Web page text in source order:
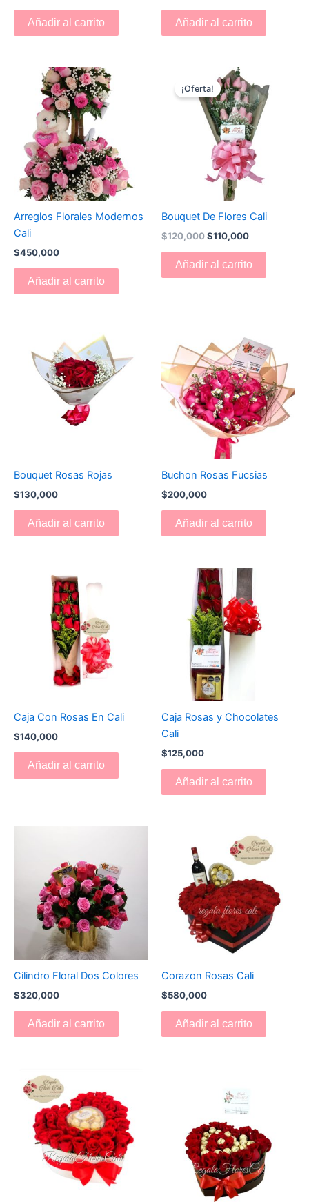
Añadir al carrito Añadir al carrito
Arreglos Florales Modernos
Cali
$450,000
Añadir al carrito
¡Oferta!
Bouquet De Flores Cali
$120,000
precio
original
era:
$120,000.
$110,000
precio
actual
es:
$110,000.
Añadir al carrito
Bouquet Rosas Rojas
$130,000
Añadir al carrito
Buchon Rosas Fucsias
$200,000
Añadir al carrito
Caja Con Rosas En Cali
$140,000
Añadir al carrito
Caja Rosas y Chocolates
Cali
$125,000
Añadir al carrito
Cilindro Floral Dos Colores
$320,000
Añadir al carrito
Corazon Rosas Cali
$580,000
Añadir al carrito